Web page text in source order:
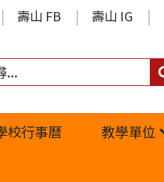
壽山 FB 壽山 IG
校行事曆 教學單位